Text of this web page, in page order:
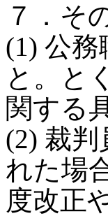
７．そ
(1) 公
と。と
関する
(2) 裁
れた場
度改正